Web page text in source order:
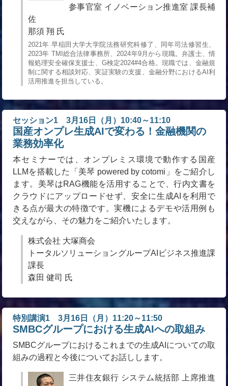
参事官室 イノベーション推進室 課長補
佐
那須 翔 氏
2021年 早稲田大学大学院法務研究科修了、同年司法修習生、
2023年 TMI総合法律事務所、2024年9月から現職。弁護士、情
報処理安全確保支援士、G検定2024#4合格。現職では、金融規
制に関する相談対応、実証実験の支援、金融分野におけるAI利
活用推進を担当している。
セッション1 3月16日（月）10:40～11:10
国産オンプレ生成AIで変わる！金融機関の
業務効率化
本セミナーでは、オンプレミス環境で動作する国産
LLMを搭載した「美琴 powered by cotomi」をご紹介し
ます。美琴はRAG機能を活用することで、行内文書を
クラウドにアップロードせず、安全に生成AIを利用で
きる点が最大の特徴です。実機によるデモや活用例も
交えながら、その魅力をご紹介いたします。
株式会社 大塚商会
トータルソリューショングループAIビジネス推進課
課長
森田 健司 氏
特別講演1 3月16日（月）11:20～11:50
SMBCグループにおける生成AIへの取組み
SMBCグループにおけるこれまでの生成AIについての取
組みの過程と今後についてお話しします。
三井住友銀行 システム統括部 上席推進